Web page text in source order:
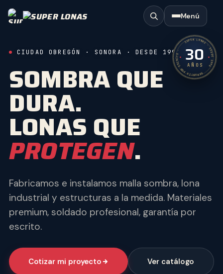
Menú
SUPER LONAS · DESDE 1996
GARANTÍA POR ESCRITO ·
30
AÑOS
CIUDAD OBREGÓN · SONORA · DESDE 1996
SOMBRA QUE
DURA.
LONAS QUE
PROTEGEN.
Fabricamos e instalamos malla sombra, lona
industrial y estructuras a la medida. Materiales
premium, soldado profesional, garantía por
escrito.
Cotizar mi proyecto Ver catálogo